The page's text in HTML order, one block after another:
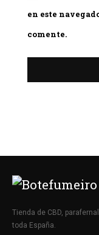
en este
comente.
Tienda de CBD,
toda España.